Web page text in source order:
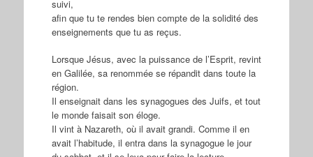
suivi,
afin que tu te rendes bien compte de la solidité des
enseignements que tu as reçus.
Lorsque Jésus, avec la puissance de l’Esprit, revint
en Galilée, sa renommée se répandit dans toute la
région.
Il enseignait dans les synagogues des Juifs, et tout
le monde faisait son éloge.
Il vint à Nazareth, où il avait grandi. Comme il en
avait l’habitude, il entra dans la synagogue le jour